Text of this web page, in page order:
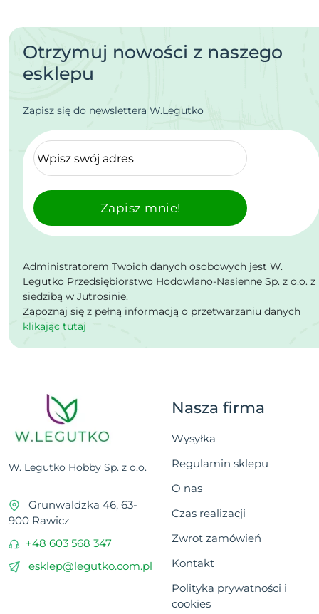
Otrzymuj nowości z naszego
esklepu
Zapisz się do newslettera W.Legutko
Zapisz mnie!
Administratorem Twoich danych osobowych jest W.
Legutko Przedsiębiorstwo Hodowlano-Nasienne Sp. z o.o. z
siedzibą w Jutrosinie.
Zapoznaj się z pełną informacją o przetwarzaniu danych
klikając tutaj
W. Legutko Hobby Sp. z o.o.
Grunwaldzka 46, 63-
900 Rawicz
+48 603 568 347
esklep@legutko.com.pl
Nasza firma
Wysyłka
Regulamin sklepu
O nas
Czas realizacji
Zwrot zamówień
Kontakt
Polityka prywatności i
cookies